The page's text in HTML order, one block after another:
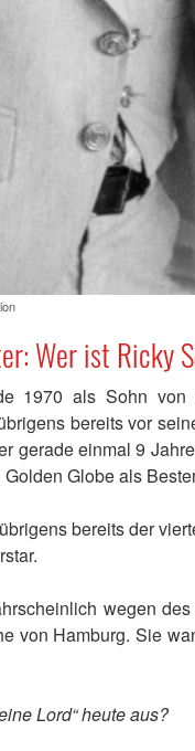
Wer ist Ricky
1970 als Sohn
bereits vor
gerade einmal 9
Globe als
bereits der
wegen
von Hamburg. Sie
Lord“ heute aus?